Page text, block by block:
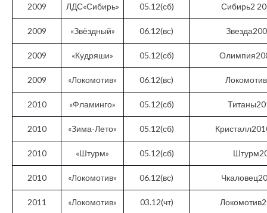
2009 ЛДС«Сибирь» 05.12(сб) Сибирь2
2009 «Звёздный» 06.12(вс)
2009 «Кудряши» 05.12(сб)
2009 «Локомотив» 06.12(вс)
2010 «Фламинго» 05.12(сб)
2010 «Зима-Лето» 05.12(сб)
2010 «Штурм» 05.12(сб)
2010 «Локомотив» 06.12(вс)
2011 «Локомотив» 03.12(чт)